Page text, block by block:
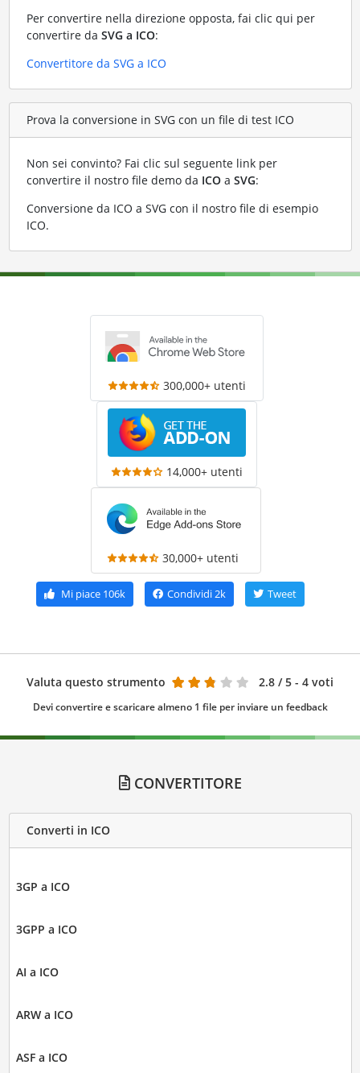
Per convertire nella direzione opposta, fai clic qui per
convertire da SVG a ICO:
Convertitore da SVG a ICO
Prova la conversione in SVG con un file di test ICO
Non sei convinto? Fai clic sul seguente link per
convertire il nostro file demo da ICOa SVG:
Conversione da ICO a SVG con il nostro file di esempio
ICO.
300,000+ utenti
14,000+ utenti
30,000+ utenti
Mi piace 106k Condividi2k Tweet
Valuta questo strumento 2.8 / 5 - 4 voti
Devi convertire e scaricare almeno 1 file per inviare un feedback
CONVERTITORE
Converti in ICO
3GP a ICO
3GPP a ICO
AI a ICO
ARW a ICO
ASF a ICO